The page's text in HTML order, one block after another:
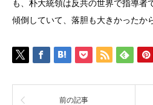
も、朴大統領は反共の世界で指導者
傾倒していて、落胆も大きかったか
前の記事